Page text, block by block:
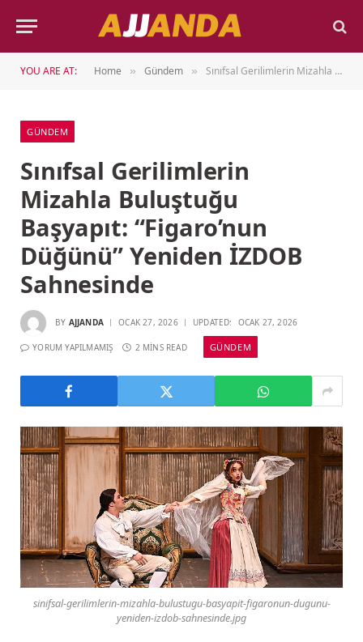
YOU ARE AT: Home » Gündem » Sınıfsal Gerilimlerin Mizahla Buluştuğu Başyapıt: “Figaro’nun Düğünü” Yeniden İZDOB Sahnesinde
GÜNDEM
Sınıfsal Gerilimlerin
Mizahla Buluştuğu
Başyapıt: “Figaro’nun
Düğünü” Yeniden İZDOB
Sahnesinde
BY AJJANDA OCAK 27, 2026 UPDATED: OCAK 27, 2026
YORUM YAPILMAMIŞ 2 MINS READ GÜNDEM
sinifsal-gerilimlerin-mizahla-bulustugu-basyapit-figaronun-dugunu-
yeniden-izdob-sahnesinde.jpg